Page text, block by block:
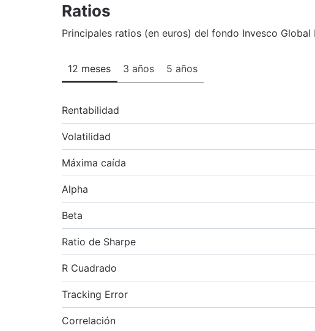
Ratios
Principales ratios (en euros) del fondo Invesco Global
12 meses 3 años 5 años
Rentabilidad
Volatilidad
Máxima caída
Alpha
Beta
Ratio de Sharpe
R Cuadrado
Tracking Error
Correlación